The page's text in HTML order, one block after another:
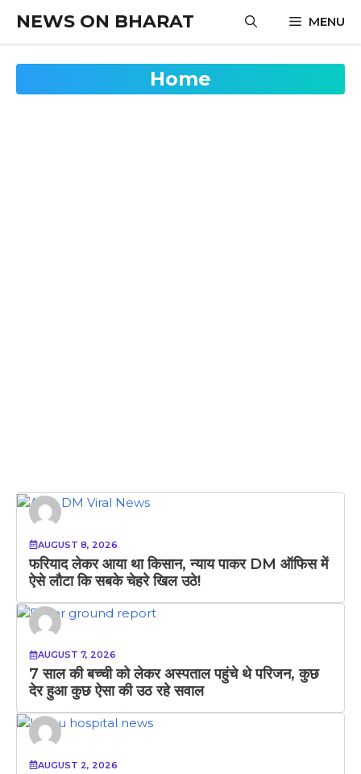
content
NEWS ON BHARAT MENU
Home
AUGUST 8, 2026
फरियाद लेकर आया था किसान, न्याय पाकर DM ऑफिस में
ऐसे लौटा कि सबके चेहरे खिल उठे!
AUGUST 7, 2026
7 साल की बच्ची को लेकर अस्पताल पहुंचे थे परिजन, कुछ
देर हुआ कुछ ऐसा की उठ रहे सवाल
AUGUST 2, 2026